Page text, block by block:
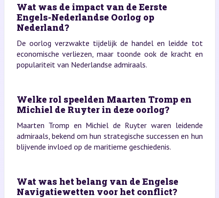
Wat was de impact van de Eerste
Engels-Nederlandse Oorlog op
Nederland?
De oorlog verzwakte tijdelijk de handel en leidde tot
economische verliezen, maar toonde ook de kracht en
populariteit van Nederlandse admiraals.
Welke rol speelden Maarten Tromp en
Michiel de Ruyter in deze oorlog?
Maarten Tromp en Michiel de Ruyter waren leidende
admiraals, bekend om hun strategische successen en hun
blijvende invloed op de maritieme geschiedenis.
Wat was het belang van de Engelse
Navigatiewetten voor het conflict?